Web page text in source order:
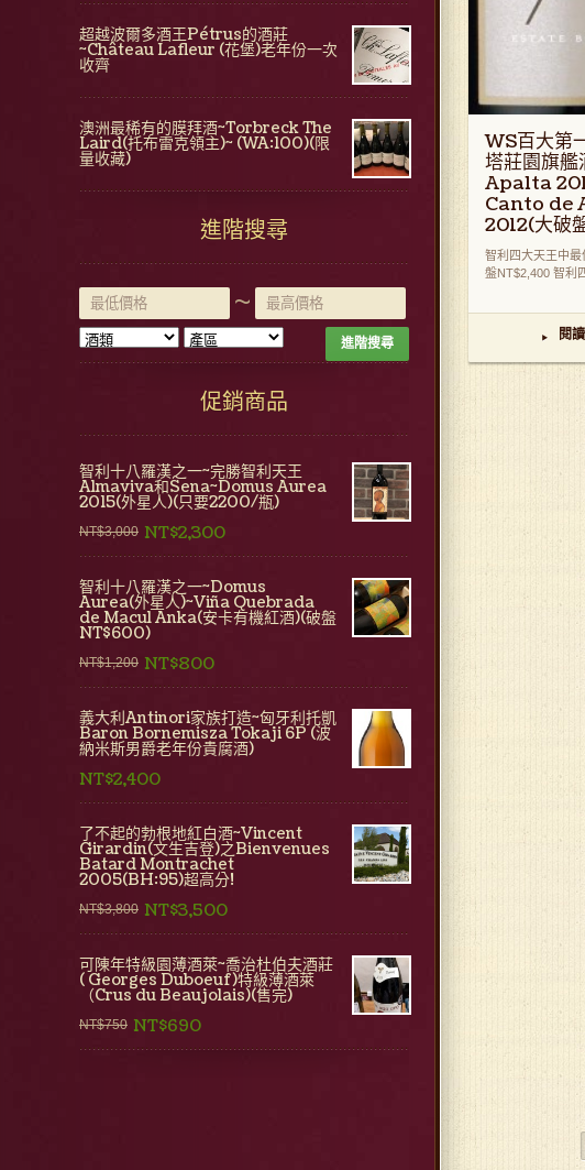
超越波爾多酒王Pétrus的酒莊
~Château Lafleur (花堡)老年份一次
收齊
澳洲最稀有的膜拜酒~Torbreck The
Laird(托布雷克領主)~ (WA:100)(限
量收藏)
進階搜尋
~
進階搜尋
促銷商品
智利十八羅漢之一~完勝智利天王
Almaviva和Sena~Domus Aurea
2015(外星人)(只要2200/瓶)
NT$3,000 NT$2,300
智利十八羅漢之一~Domus
Aurea(外星人)~Viña Quebrada
de Macul Anka(安卡有機紅酒)(破盤
NT$600)
NT$1,200 NT$800
義大利Antinori家族打造~匈牙利托凱
Baron Bornemisza Tokaji 6P (波
納米斯男爵老年份貴腐酒)
NT$2,400
了不起的勃根地紅白酒~Vincent
Girardin(文生吉登)之Bienvenues
Batard Montrachet
2005(BH:95)超高分!
NT$3,800 NT$3,500
可陳年特級園薄酒萊~喬治杜伯夫酒莊
( Georges Duboeuf)特級薄酒萊
（Crus du Beaujolais)(售完)
NT$750 NT$690
WS百大第
塔莊園旗
Apalta
Canto de
2012(大破
智利四大天王中
盤NT$2,400 智利
▸ 閱